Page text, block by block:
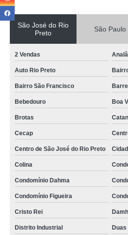
São José do Rio
Preto
São Paulo
2 Vendas
Auto Rio Preto
Bairro São Francisco
Bebedouro Boa
Brotas
Cecap
Centro de São José do Rio Preto
Colina
Condomínio Dahma
Condomínio Figueira
Cristo Rei
Distrito Industrial Duas